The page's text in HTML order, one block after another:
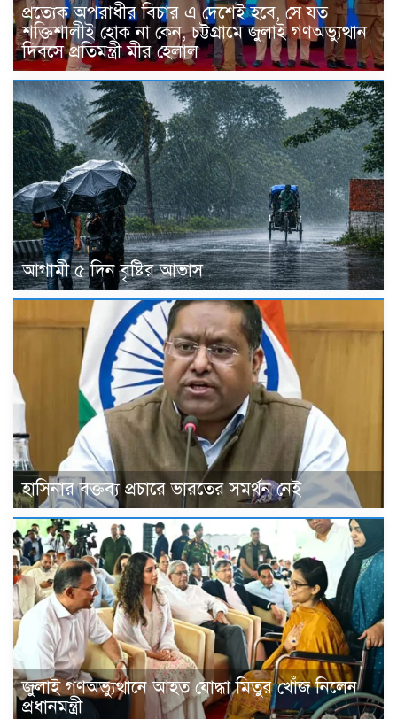
প্রত্যেক অপরাধীর বিচার এ দেশেই হবে, সে যত
শক্তিশালীই হোক না কেন, চট্টগ্রামে জুলাই গণঅভ্যুত্থান
দিবসে প্রতিমন্ত্রী মীর হেলাল
আগামী ৫ দিন বৃষ্টির আভাস
হাসিনার বক্তব্য প্রচারে ভারতের সমর্থন নেই
জুলাই গণঅভ্যুত্থানে আহত যোদ্ধা মিতুর খোঁজ নিলেন
প্রধানমন্ত্রী